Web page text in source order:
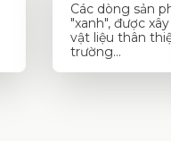
Các dòng sản
"xanh", được
vật liệu thân
trường...